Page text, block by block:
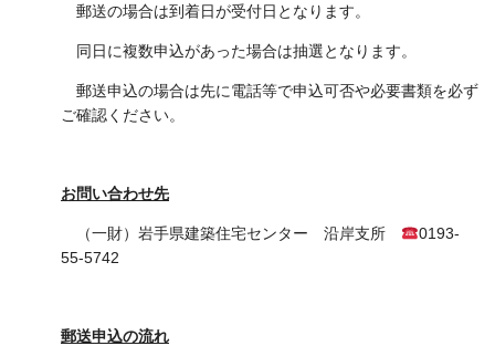
郵送の場合は到着日が受付日となります。
同日に複数申込があった場合は抽選となります。
郵送申込の場合は先に電話等で申込可否や必要書類を必ず
ご確認ください。
お問い合わせ先
（一財）岩手県建築住宅センター 沿岸支所
0193-
55-5742
郵送申込の流れ